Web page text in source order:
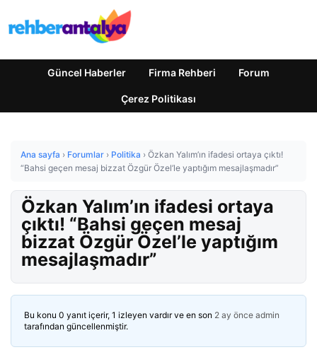
Güncel Haberler Firma Rehberi Forum
Çerez Politikası
Ana sayfa › Forumlar › Politika › Özkan Yalım’ın ifadesi ortaya çıktı!
“Bahsi geçen mesaj bizzat Özgür Özel’le yaptığım mesajlaşmadır”
Özkan Yalım’ın ifadesi ortaya
çıktı! “Bahsi geçen mesaj
bizzat Özgür Özel’le yaptığım
mesajlaşmadır”
Bu konu 0 yanıt içerir, 1 izleyen vardır ve en son 2 ay önce admin
tarafından güncellenmiştir.